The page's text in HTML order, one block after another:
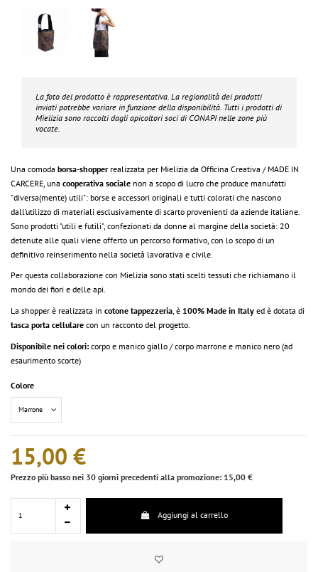
La foto del prodotto è rappresentativa. La regionalità dei prodotti
inviati potrebbe variare in funzione della disponibilità. Tutti i prodotti di
Mielizia sono raccolti dagli apicoltori soci di CONAPI nelle zone più
vocate.
Una comoda borsa-shopperrealizzata per Mielizia da Officina Creativa / MADE IN
CARCERE, una cooperativa sociale non a scopo di lucro che produce manufatti
"diversa(mente) utili": borse e accessori originali e tutti colorati che nascono
dall’utilizzo di materiali esclusivamente di scarto provenienti da aziende italiane.
Sono prodotti "utili e futili", confezionati da donne al margine della società: 20
detenute alle quali viene offerto un percorso formativo, con lo scopo di un
definitivo reinserimento nella società lavorativa e civile.
Per questa collaborazione con Mielizia sono stati scelti tessuti che richiamano il
mondo dei fiori e delle api.
La shopper è realizzata in cotone tappezzeria, è 100% Made in Italy ed è dotata di
tasca porta cellulare con un racconto del progetto.
Disponibile nei colori: corpo e manico giallo / corpo marrone e manico nero (ad
esaurimento scorte)
Colore
15,00 €
Prezzo più basso nei 30 giorni precedenti alla promozione: 15,00 €
Aggiungi al carrello